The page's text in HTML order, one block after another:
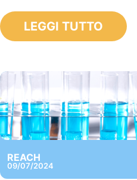
LEGGI TUTTO
REACH
09/07/2024